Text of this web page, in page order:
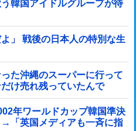
韓国アイドルグループが待
」 戦後の日本人の特別な生
た沖縄のスーパーに行って
け売れ残っていたんで
年ワールドカップ韓国準決
「英国メディアも一斉に指